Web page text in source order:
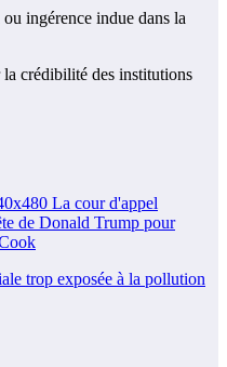
ingérence indue dans la
la crédibilité des institutions
trop exposée à la pollution